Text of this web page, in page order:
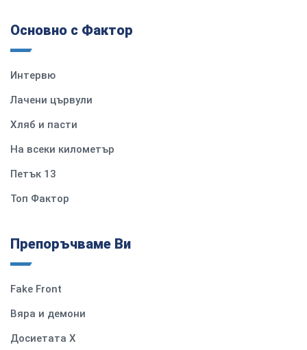
Основно с Фактор
Интервю
Лачени цървули
Хляб и пасти
На всеки километър
Петък 13
Топ Фактор
Препоръчваме Ви
Fake Front
Вяра и демони
Досиетата Х